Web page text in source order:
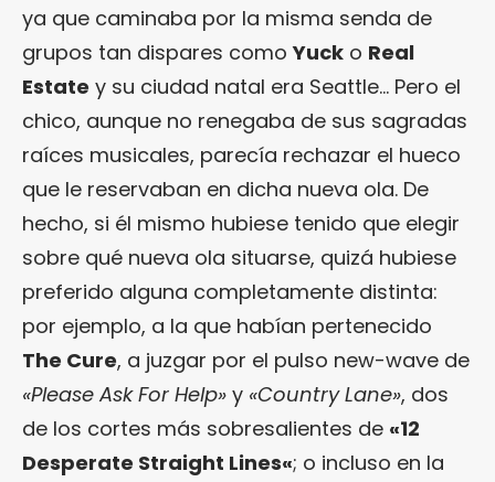
ya que caminaba por la misma senda de
grupos tan dispares comoYuck o Real
Estate y su ciudad natal era Seattle… Pero el
chico, aunque no renegaba de sus sagradas
raíces musicales, parecía rechazar el hueco
que le reservaban en dicha nueva ola. De
hecho, si él mismo hubiese tenido que elegir
sobre qué nueva ola situarse, quizá hubiese
preferido alguna completamente distinta:
por ejemplo, a la que habían pertenecido
The Cure, a juzgar por el pulso new-wave de
«Please Ask For Help» y «Country Lane», dos
de los cortes más sobresalientes de «12
Desperate Straight Lines«; o incluso en la